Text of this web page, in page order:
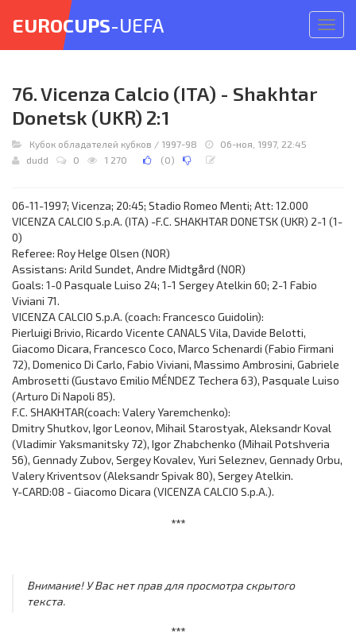
меню
EUROCUPS-UEFA
76. Vicenza Calcio (ITA) - Shakhtar
Donetsk (UKR) 2:1
Кубок обладателей кубков / 1997-98
06-ноя, 1997, 22:45
dudd
0 1 270 (0)
06-11-1997; Vicenza; 20:45; Stadio Romeo Menti; Att: 12.000
VICENZA CALCIO S.p.A. (ITA) -F.C. SHAKHTAR DONETSK (UKR) 2-1 (1-
0)
Referee: Roy Helge Olsen (NOR)
Assistans: Arild Sundet, Andre Midtgård (NOR)
Goals: 1-0 Pasquale Luiso 24; 1-1 Sergey Atelkin 60; 2-1 Fabio
Viviani 71.
VICENZA CALCIO S.p.A. (coach: Francesco Guidolin):
Pierluigi Brivio, Ricardo Vicente CANALS Vila, Davide Belotti,
Giacomo Dicara, Francesco Coco, Marco Schenardi (Fabio Firmani
72), Domenico Di Carlo, Fabio Viviani, Massimo Ambrosini, Gabriele
Ambrosetti (Gustavo Emilio MÉNDEZ Techera 63), Pasquale Luiso
(Arturo Di Napoli 85).
F.C. SHAKHTAR(coach: Valery Yaremchenko):
Dmitry Shutkov, Igor Leonov, Mihail Starostyak, Aleksandr Koval
(Vladimir Yaksmanitsky 72), Igor Zhabchenko (Mihail Potshveria
56), Gennady Zubov, Sergey Kovalev, Yuri Seleznev, Gennady Orbu,
Valery Kriventsov (Aleksandr Spivak 80), Sergey Atelkin.
Y-CARD:08 - Giacomo Dicara (VICENZA CALCIO S.p.A.).
***
Внимание! У Вас нет прав для просмотра скрытого
текста.
***